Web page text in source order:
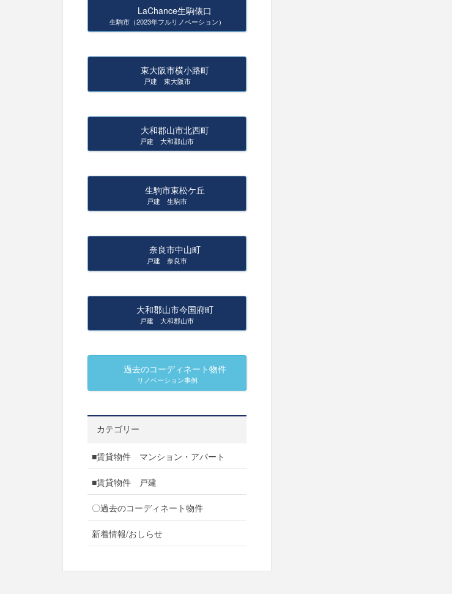
LaChance生駒俵口
生駒市（2023年フルリノベーション）
東大阪市横小路町
戸建 東大阪市
大和郡山市北西町
戸建 大和郡山市
生駒市東松ケ丘
戸建 生駒市
奈良市中山町
戸建 奈良市
大和郡山市今国府町
戸建 大和郡山市
過去のコーディネート物件
リノベーション事例
カテゴリー
■賃貸物件 マンション・アパート
■賃貸物件 戸建
〇過去のコーディネート物件
新着情報/おしらせ